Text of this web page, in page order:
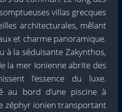
villas grecques
architecturales, mêlant
et charme panoramique.
à la séduisante Zakynthos,
la mer Ionienne abrite des
l’essence du luxe.
au bord d’une piscine à
zéphyr ionien transportant